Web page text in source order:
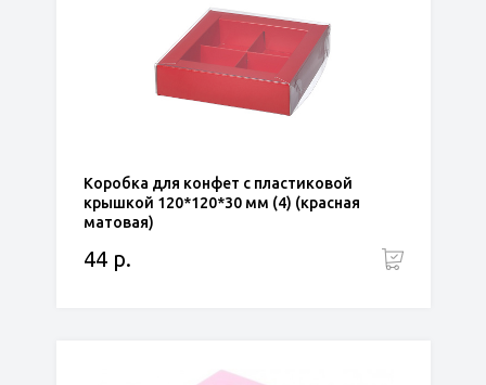
Коробка для конфет с пластиковой
крышкой 120*120*30 мм (4) (красная
матовая)
44 р.